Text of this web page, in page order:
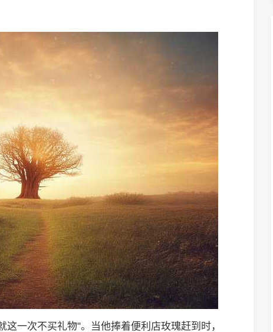
一次不买礼物"。当他捧着便利店玫瑰赶到时，